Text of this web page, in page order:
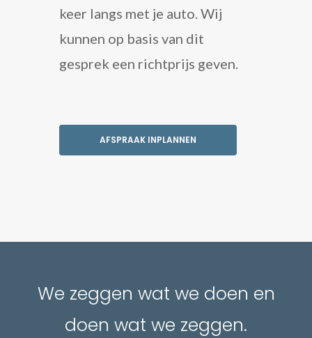
keer langs met je auto. Wij
kunnen op basis van dit
gesprek een richtprijs geven.
AFSPRAAK INPLANNEN
We zeggen wat we doen en
doen wat we zeggen.